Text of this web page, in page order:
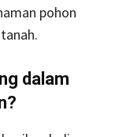
pohon
dalam